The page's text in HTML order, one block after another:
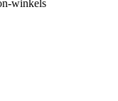
winkels